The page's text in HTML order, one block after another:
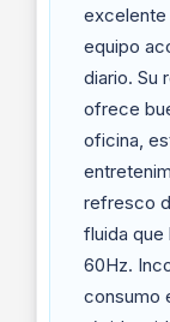
excelente
equipo
diario. Su
ofrece
oficina,
refresco
fluida que
60Hz.
consumo